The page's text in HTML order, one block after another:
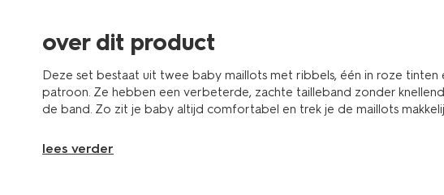
over dit product
Deze set bestaat uit twee baby maillots met ribbels, één in roze tinten
patroon. Ze hebben een verbeterde, zachte tailleband zonder
de band. Zo zit je baby altijd comfortabel en trek je de maillots
lees verder